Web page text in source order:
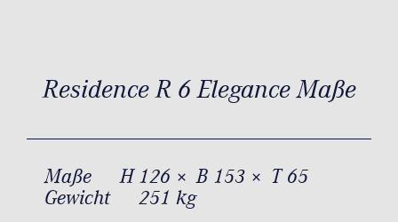
Residence R 6 Elegance Maße
Maße
H 126 × B 153 × T 65
Gewicht
251 kg